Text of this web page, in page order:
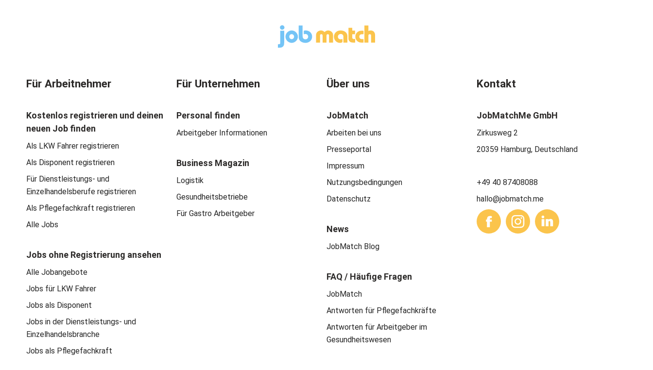
Für Arbeitnehmer
Kostenlos registrieren und deinen
neuen Job finden
Als LKW Fahrer registrieren
Als Disponent registrieren
Für Dienstleistungs- und
Einzelhandelsberufe registrieren
Als Pflegefachkraft registrieren
Alle Jobs
Jobs ohne Registrierung ansehen
Alle Jobangebote
Jobs für LKW Fahrer
Jobs als Disponent
Jobs in der Dienstleistungs- und
Einzelhandelsbranche
Jobs als Pflegefachkraft
Für Unternehmen
Personal finden
Arbeitgeber Informationen
Business Magazin
Logistik
Gesundheitsbetriebe
Für Gastro Arbeitgeber
Über uns
JobMatch
Arbeiten bei uns
Presseportal
Impressum
Nutzungsbedingungen
Datenschutz
News
JobMatch Blog
FAQ / Häufige Fragen
JobMatch
Antworten für Pflegefachkräfte
Antworten für Arbeitgeber im
Gesundheitswesen
Kontakt
JobMatchMe GmbH
Zirkusweg 2
20359 Hamburg, Deutschland
+49 40 87408088
hallo@jobmatch.me